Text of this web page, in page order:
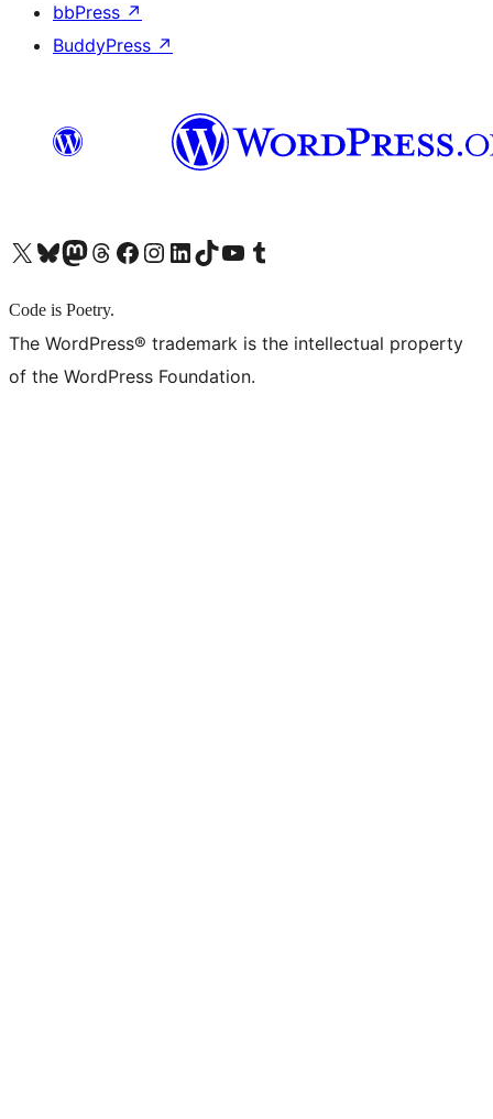
bbPress ↗
BuddyPress ↗
X (旧 Twitter) アカウントへBluesky アカウントへMastodon アカウントへThreads アカウントへ Facebook ページへInstagram アカウントへ LinkedIn アカウントへTikTok アカウントへYouTube チャンネルへ Tumblr アカウントへ
Code is Poetry.
The WordPress® trademark is the intellectual property
of the WordPress Foundation.